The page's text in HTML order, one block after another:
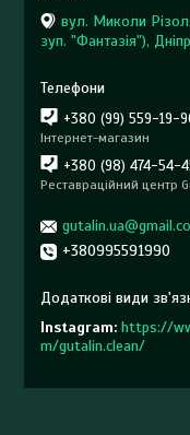
вул. Миколи
зуп. "Фантазія"),
+380 (99) 559-19-
Інтернет-магазин
+380 (98) 474-54-
Реставраційний центр
+380995591990
Instagram https://
m/gutalin.clean/